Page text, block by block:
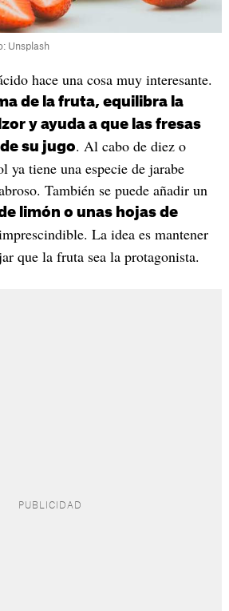
Unsplash
hace una cosa muy interesante.
de la fruta, equilibra la
y ayuda a que las fresas
su jugo. Al cabo de diez o
ya tiene una especie de jarabe
También se puede añadir un
limón o unas hojas de
La idea es mantener
que la fruta sea la protagonista.